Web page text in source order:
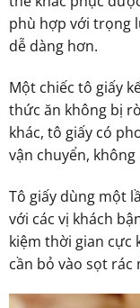
phù hợp với trọng
dễ dàng hơn.
Một chiếc tô giấy
thức ăn không bị
khác, tô giấy có
vận chuyển,
Tô giấy dùng một
với các vị khách
kiệm thời gian cực
cần bỏ vào sọt rác